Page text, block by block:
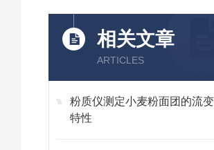
相关文章
ARTICLES
粉质仪测定小麦粉面团的流
特性